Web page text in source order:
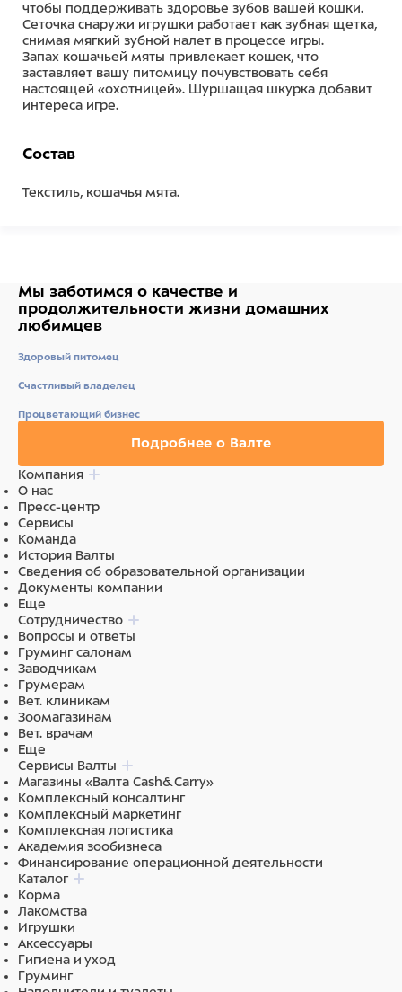
чтобы поддерживать здоровье зубов вашей кошки.
Сеточка снаружи игрушки работает как зубная щетка,
снимая мягкий зубной налет в процессе игры.
Запах кошачьей мяты привлекает кошек, что
заставляет вашу питомицу почувствовать себя
настоящей «охотницей». Шуршащая шкурка добавит
интереса игре.
Состав
Текстиль, кошачья мята.
Мы заботимся о качестве и
продолжительности жизни домашних
любимцев
Здоровый питомец
Счастливый владелец
Процветающий бизнес
Подробнее о Валте
Компания
О нас
Пресс-центр
Сервисы
Команда
История Валты
Сведения об образовательной организации
Документы компании
Еще
Сотрудничество
Вопросы и ответы
Груминг салонам
Заводчикам
Грумерам
Вет. клиникам
Зоомагазинам
Вет. врачам
Еще
Сервисы Валты
Магазины «Валта Cash&Carry»
Комплексный консалтинг
Комплексный маркетинг
Комплексная логистика
Академия зообизнеса
Финансирование операционной деятельности
Каталог
Корма
Лакомства
Игрушки
Аксессуары
Гигиена и уход
Груминг